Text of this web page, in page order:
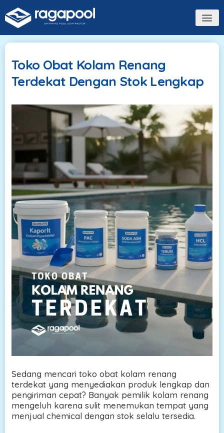
Toko Obat Kolam Renang
Terdekat Dengan Stok Lengkap
Sedang mencari toko obat kolam renang
terdekat yang menyediakan produk lengkap dan
pengiriman cepat? Banyak pemilik kolam renang
mengeluh karena sulit menemukan tempat yang
menjual chemical dengan stok selalu tersedia.